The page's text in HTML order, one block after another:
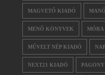
MAGVETŐ KIADÓ
MENŐ KÖNYVEK
MŰVELT NÉP KIADÓ
NEXT21 KIADÓ